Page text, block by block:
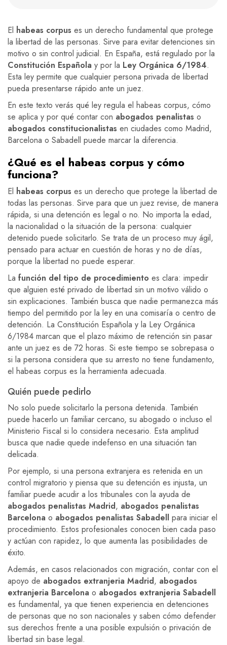
El habeas corpus es un derecho fundamental que protege
la libertad de las personas. Sirve para evitar detenciones sin
motivo o sin control judicial. En España, está regulado por la
Constitución Española y por la Ley Orgánica 6/1984.
Esta ley permite que cualquier persona privada de libertad
pueda presentarse rápido ante un juez.
En este texto verás qué ley regula el habeas corpus, cómo
se aplica y por qué contar con abogados penalistas o
abogados constitucionalistas en ciudades como Madrid,
Barcelona o Sabadell puede marcar la diferencia.
¿Qué es el habeas corpus y cómo
funciona?
El habeas corpus es un derecho que protege la libertad de
todas las personas. Sirve para que un juez revise, de manera
rápida, si una detención es legal o no. No importa la edad,
la nacionalidad o la situación de la persona: cualquier
detenido puede solicitarlo. Se trata de un proceso muy ágil,
pensado para actuar en cuestión de horas y no de días,
porque la libertad no puede esperar.
La función del tipo de procedimiento es clara: impedir
que alguien esté privado de libertad sin un motivo válido o
sin explicaciones. También busca que nadie permanezca más
tiempo del permitido por la ley en una comisaría o centro de
detención. La Constitución Española y la Ley Orgánica
6/1984 marcan que el plazo máximo de retención sin pasar
ante un juez es de 72 horas. Si este tiempo se sobrepasa o
si la persona considera que su arresto no tiene fundamento,
el habeas corpus es la herramienta adecuada.
Quién puede pedirlo
No solo puede solicitarlo la persona detenida. También
puede hacerlo un familiar cercano, su abogado o incluso el
Ministerio Fiscal si lo considera necesario. Esta amplitud
busca que nadie quede indefenso en una situación tan
delicada.
Por ejemplo, si una persona extranjera es retenida en un
control migratorio y piensa que su detención es injusta, un
familiar puede acudir a los tribunales con la ayuda de
abogados penalistas Madrid, abogados penalistas
Barcelona o abogados penalistas Sabadell para iniciar el
procedimiento. Estos profesionales conocen bien cada paso
y actúan con rapidez, lo que aumenta las posibilidades de
éxito.
Además, en casos relacionados con migración, contar con el
apoyo de abogados extranjeria Madrid, abogados
extranjeria Barcelona o abogados extranjeria Sabadell
es fundamental, ya que tienen experiencia en detenciones
de personas que no son nacionales y saben cómo defender
sus derechos frente a una posible expulsión o privación de
libertad sin base legal.